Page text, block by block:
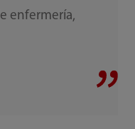
enfermería,